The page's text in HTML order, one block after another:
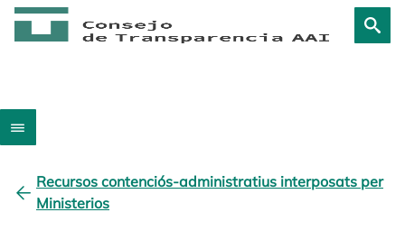
Recursos contenciós-administratius interposats per
Ministerios